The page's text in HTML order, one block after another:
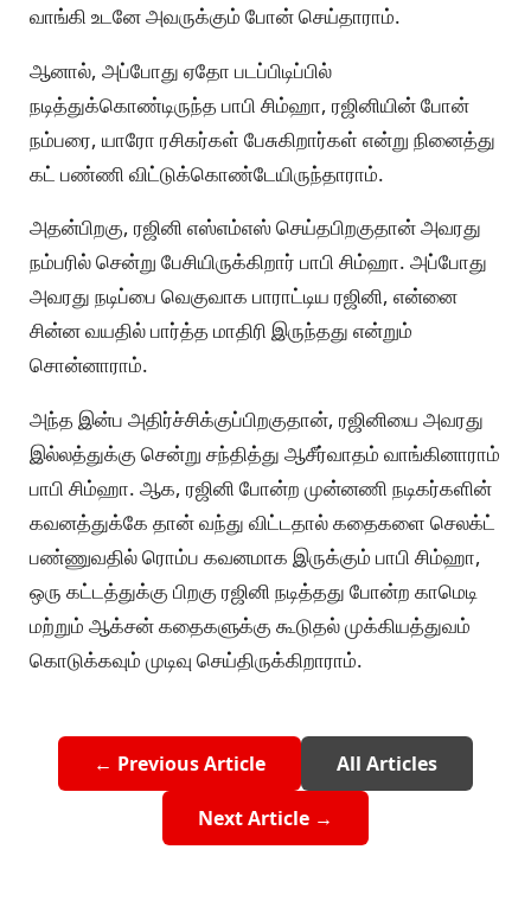
வாங்கி உடனே அவருக்கும் போன் செய்தாராம்.
ஆனால், அப்போது ஏதோ படப்பிடிப்பில்
நடித்துக்கொண்டிருந்த பாபி சிம்ஹா, ரஜினியின் போன்
நம்பரை, யாரோ ரசிகர்கள் பேசுகிறார்கள் என்று நினைத்து
கட் பண்ணி விட்டுக்கொண்டேயிருந்தாராம்.
அதன்பிறகு, ரஜினி எஸ்எம்எஸ் செய்தபிறகுதான் அவரது
நம்பரில் சென்று பேசியிருக்கிறார் பாபி சிம்ஹா. அப்போது
அவரது நடிப்பை வெகுவாக பாராட்டிய ரஜினி, என்னை
சின்ன வயதில் பார்த்த மாதிரி இருந்தது என்றும்
சொன்னாராம்.
அந்த இன்ப அதிர்ச்சிக்குப்பிறகுதான், ரஜினியை அவரது
இல்லத்துக்கு சென்று சந்தித்து ஆசீர்வாதம் வாங்கினாராம்
பாபி சிம்ஹா. ஆக, ரஜினி போன்ற முன்னணி நடிகர்களின்
கவனத்துக்கே தான் வந்து விட்டதால் கதைகளை செலக்ட்
பண்ணுவதில் ரொம்ப கவனமாக இருக்கும் பாபி சிம்ஹா,
ஒரு கட்டத்துக்கு பிறகு ரஜினி நடித்தது போன்ற காமெடி
மற்றும் ஆக்சன் கதைகளுக்கு கூடுதல் முக்கியத்துவம்
கொடுக்கவும் முடிவு செய்திருக்கிறாராம்.
← Previous Article All Articles
Next Article →